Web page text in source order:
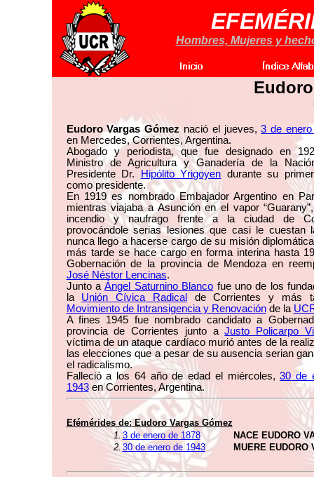
Hombres, Mujeres y
Eudoro Vargas Gómez nació el jueves,3 de
en Mercedes, Corrientes, Argentina.
Abogado y periodista, que fue designado en
Ministro de Agricultura y Ganadería de la
Presidente Dr.
Hipólito Yrigoyen durante su
como presidente.
En 1919 es nombrado Embajador Argentino en
mientras viajaba a Asunción en el vapor
incendio y naufrago frente a la ciudad de
provocándole serias lesiones que casi le cuestan
nunca llego a hacerse cargo de su misión
más tarde se hace cargo en forma interina hasta
Gobernación de la provincia de Mendoza en
José Néstor Lencinas.
Junto aÁngel Saturnino Blanco fue uno de los
la Unión Cívica Radical
de Corrientes y más
Movimiento de Intransigencia y Renovaciónde la
A fines 1945 fue nombrado candidato a
provincia de Corrientes junto aJusto Policarpo
víctima de un ataque cardíaco murió antes de la
las elecciones que a pesar de su ausencia serian
el radicalismo.
Falleció a los 64 año de edad el miércoles,30 de
1943en Corrientes, Argentina.
Efémérides de: Eudoro Vargas Gómez
1. 3 de enero de 1878
NACE EUDORO
2.30 de enero de 1943 MUERE EUDORO